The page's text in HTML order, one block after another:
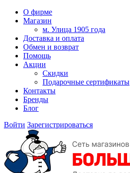
О фирме
Магазин
м. Улица 1905 года
Доставка и оплата
Обмен и возврат
Помощь
Акции
Скидки
Подарочные сертификаты
Контакты
Бренды
Блог
Войти Зарегистрироваться